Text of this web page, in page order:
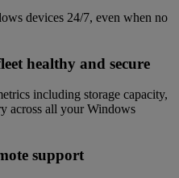
devices 24/7, even when no
healthy and secure
including storage capacity,
across all your Windows
support